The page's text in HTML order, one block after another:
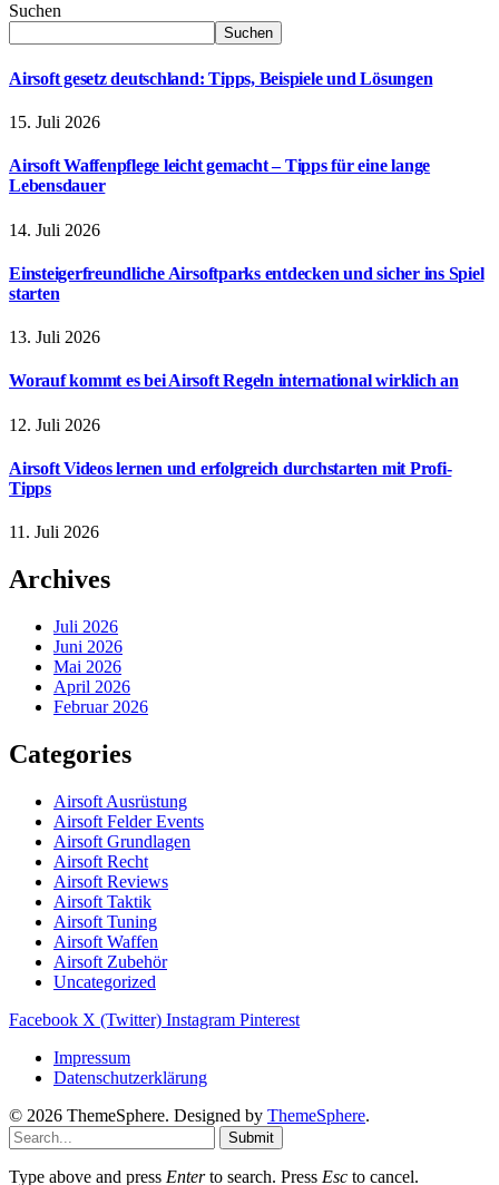
Suchen
Suchen
Airsoft gesetz deutschland: Tipps, Beispiele und Lösungen
15. Juli 2026
Airsoft Waffenpflege leicht gemacht – Tipps für eine lange
Lebensdauer
14. Juli 2026
Einsteigerfreundliche Airsoftparks entdecken und sicher ins Spiel
starten
13. Juli 2026
Worauf kommt es bei Airsoft Regeln international wirklich an
12. Juli 2026
Airsoft Videos lernen und erfolgreich durchstarten mit Profi-
Tipps
11. Juli 2026
Archives
Juli 2026
Juni 2026
Mai 2026
April 2026
Februar 2026
Categories
Airsoft Ausrüstung
Airsoft Felder Events
Airsoft Grundlagen
Airsoft Recht
Airsoft Reviews
Airsoft Taktik
Airsoft Tuning
Airsoft Waffen
Airsoft Zubehör
Uncategorized
Facebook X (Twitter) Instagram Pinterest
Impressum
Datenschutzerklärung
© 2026 ThemeSphere. Designed by ThemeSphere.
Submit
Type above and press Enterto search. Press Esc to cancel.